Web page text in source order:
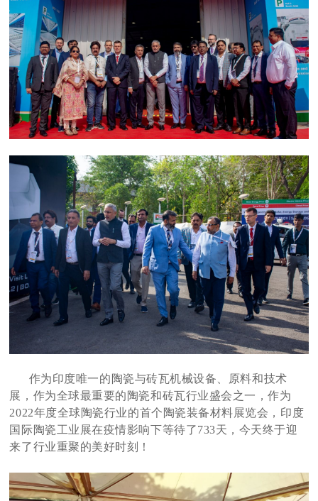
作为印度唯一的陶瓷与砖瓦机械设备、原料和技术
展，作为全球最重要的陶瓷和砖瓦行业盛会之一，作为
2022年度全球陶瓷行业的首个陶瓷装备材料展览会，印度
国际陶瓷工业展在疫情影响下等待了733天，今天终于迎
来了行业重聚的美好时刻！